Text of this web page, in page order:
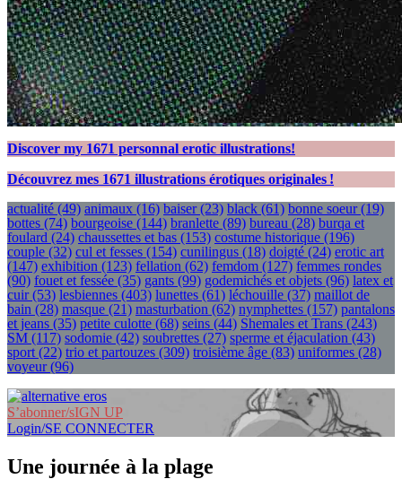
Discover my 1671 personnal erotic illustrations!
Découvrez mes 1671 illustrations érotiques originales !
actualité (49) animaux (16) baiser(23) black (61) bonne soeur(19)
bottes (74) bourgeoise (144) branlette (89) bureau (28) burqa et
foulard (24) chaussettes et bas (153) costume historique (196)
couple (32) cul et fesses (154) cunilingus (18) doigté (24) erotic art
(147) exhibition (123) fellation (62) femdom (127) femmes rondes
(90) fouet et fessée (35) gants (99) godemichés et objets (96) latex et
cuir(53) lesbiennes (403) lunettes (61) léchouille (37) maillot de
bain (28) masque (21) masturbation (62) nymphettes (157) pantalons
et jeans (35) petite culotte (68) seins (44) Shemales et Trans (243)
SM (117) sodomie (42) soubrettes (27) sperme et éjaculation (43)
sport (22) trio et partouzes (309) troisième âge (83) uniformes (28)
voyeur(96)
S’abonner/sIGN UP
Login/SE CONNECTER
Une journée à la plage